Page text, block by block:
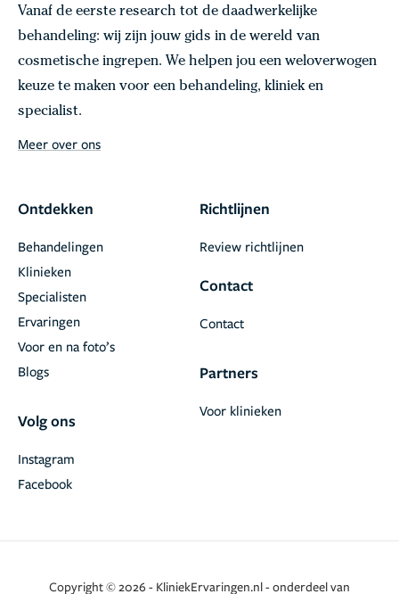
Vanaf de eerste research tot de daadwerkelijke
behandeling: wij zijn jouw gids in de wereld van
cosmetische ingrepen. We helpen jou een weloverwogen
keuze te maken voor een behandeling, kliniek en
specialist.
Meer over ons
Ontdekken
Behandelingen
Klinieken
Specialisten
Ervaringen
Voor en na foto’s
Blogs
Volg ons
Facebook
Instagram
Richtlijnen
Review richtlijnen
Contact
Contact
Partners
Voor klinieken
Copyright © 2026 - KliniekErvaringen.nl - onderdeel van